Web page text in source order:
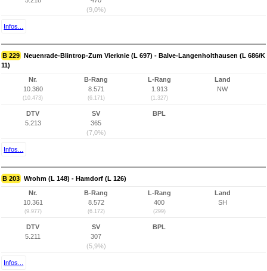
(9,0%)
Infos...
B 229 Neuenrade-Blintrop-Zum Vierknie (L 697) - Balve-Langenholthausen (L 686/K
11)
Nr.
10.360
(10.473)
B-Rang
8.571
(6.171)
L-Rang
1.913
(1.327)
Land
NW
DTV
5.213
SV
365
(7,0%)
BPL
Infos...
B 203 Wrohm (L 148) - Hamdorf (L 126)
Nr.
10.361
(9.977)
B-Rang
8.572
(6.172)
L-Rang
400
(299)
Land
SH
DTV
5.211
SV
307
(5,9%)
BPL
Infos...